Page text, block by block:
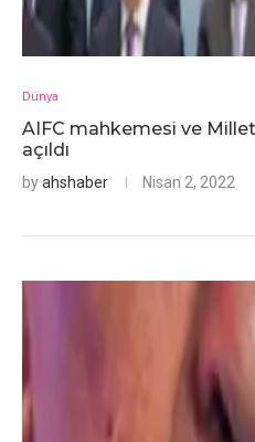
Dünya
AIFC mahkemesi ve
açıldı
byahshaber Nisan 2, 2022